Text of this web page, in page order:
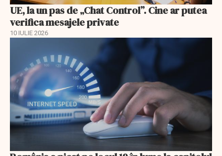
UE, la un pas de „Chat Control”. Cine ar putea
verifica mesajele private
10 IULIE 2026